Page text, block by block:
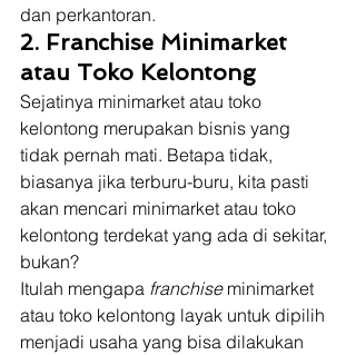
dan perkantoran.
2. Franchise Minimarket
atau Toko Kelontong
Sejatinya minimarket atau toko
kelontong merupakan bisnis yang
tidak pernah mati. Betapa tidak,
biasanya jika terburu-buru, kita pasti
akan mencari minimarket atau toko
kelontong terdekat yang ada di sekitar,
bukan?
Itulah mengapa franchise minimarket
atau toko kelontong layak untuk dipilih
menjadi usaha yang bisa dilakukan